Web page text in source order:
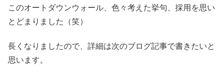
このオートダウンウォール、色々考えた挙句、採用を思い
とどまりました（笑）
長くなりましたので、詳細は次のブログ記事で書きたいと
思います。